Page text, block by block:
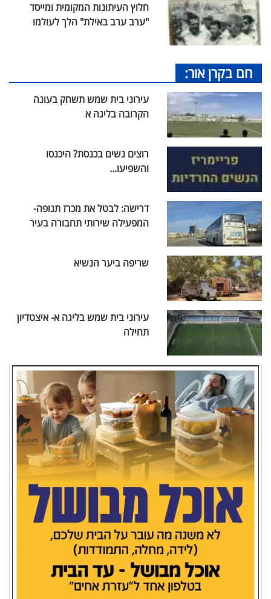
חלוץ העיתונות המקומית ומייסד
"ערב ערב באילת" הלך לעולמו
חם בקרן אור:
עירוני בית שמש תשחק בעונה
הקרובה בליגה א
רוצים נשים בכנסת? היכנסו
והשפיעו...
דרישה: לבטל את מכרז תנופה-
המפעילה שירותי תחבורה בעיר
שריפה ביער הנשיא
עירוני בית שמש בליגה א- איצטדיון
תחילה